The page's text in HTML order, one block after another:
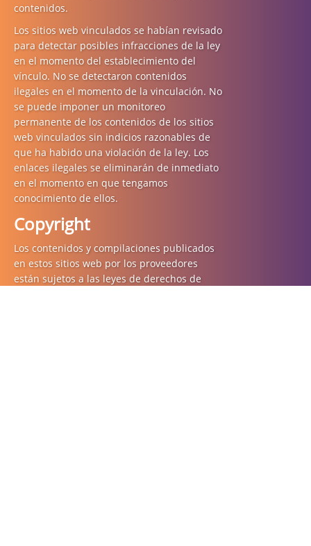
contenidos.
Los sitios web vinculados se habían revisado
para detectar posibles infracciones de la ley
en el momento del establecimiento del
vínculo. No se detectaron contenidos
ilegales en el momento de la vinculación. No
se puede imponer un monitoreo
permanente de los contenidos de los sitios
web vinculados sin indicios razonables de
que ha habido una violación de la ley. Los
enlaces ilegales se eliminarán de inmediato
en el momento en que tengamos
conocimiento de ellos.
Copyright
Los contenidos y compilaciones publicados
en estos sitios web por los proveedores
están sujetos a las leyes de derechos de